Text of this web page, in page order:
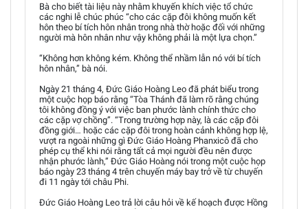
Bà cho biết tài liệu này nhằm khuyến khích việc tổ chức
các nghi lễ chúc phúc “cho các cặp đôi không muốn kết
hôn theo bí tích hôn nhân trong nhà thờ hoặc đối với những
người mà hôn nhân như vậy không phải là một lựa chọn.”
“Không hơn không kém. Không thể nhầm lẫn nó với bí tích
hôn nhân,” bà nói.
Ngày 21 tháng 4, Đức Giáo Hoàng Leo đã phát biểu trong
một cuộc họp báo rằng “Tòa Thánh đã làm rõ rằng chúng
tôi không đồng ý với việc ban phước lành chính thức cho
các cặp vợ chồng”. “Trong trường hợp này, là các cặp đôi
đồng giới… hoặc các cặp đôi trong hoàn cảnh không hợp lệ,
vượt ra ngoài những gì Đức Giáo Hoàng Phanxicô đã cho
phép cụ thể khi nói rằng tất cả mọi người đều nên được
nhận phước lành,” Đức Giáo Hoàng nói trong một cuộc họp
báo ngày 23 tháng 4 trên chuyến máy bay trở về từ chuyến
đi 11 ngày tới châu Phi.
Đức Giáo Hoàng Leo trả lời câu hỏi về kế hoạch được Hồng